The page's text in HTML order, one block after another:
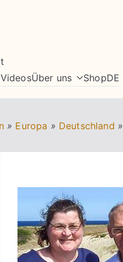
VideosÜber uns ShopDE
» Europa » Deutschland »